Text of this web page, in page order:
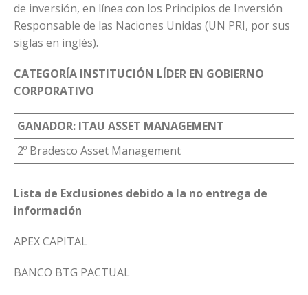
de inversión, en línea con los Principios de Inversión
Responsable de las Naciones Unidas (UN PRI, por sus
siglas en inglés).
CATEGORÍA INSTITUCIÓN LÍDER EN GOBIERNO
CORPORATIVO
GANADOR: ITAU ASSET MANAGEMENT
2º Bradesco Asset Management
Lista de Exclusiones debido a la no entrega de
información
APEX CAPITAL
BANCO BTG PACTUAL